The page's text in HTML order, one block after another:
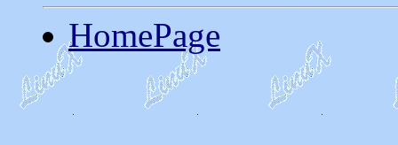
HomePage